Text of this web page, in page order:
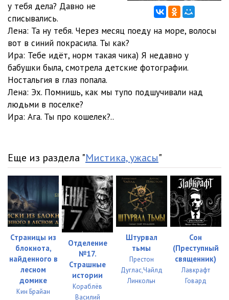
у тебя дела? Давно не
списывались.
Лена: Та ну тебя. Через месяц поеду на море, волосы
вот в синий покрасила. Ты как?
Ира: Тебе идёт, норм такая чика) Я недавно у
бабушки была, смотрела детские фотографии.
Ностальгия в глаз попала.
Лена: Эх. Помнишь, как мы тупо подшучивали над
людьми в поселке?
Ира: Ага. Ты про кошелек?..
Еще из раздела "Мистика, ужасы"
Страницы из
блокнота,
найденного в
лесном
домике
Кин Брайан
Отделение
№17.
Страшные
истории
Кораблёв
Василий
Штурвал
тьмы
Престон
Дуглас,Чайлд
Линкольн
Сон
(Преступный
священник)
Лавкрафт
Говард